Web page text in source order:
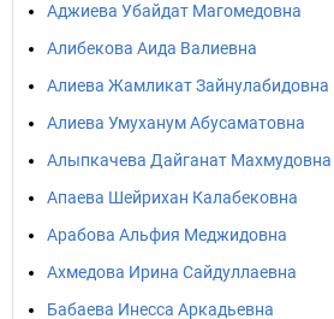
Аджиева Убайдат Магомедовна
Алибекова Аида Валиевна
Алиева Жамликат Зайнулабидовна
Алиева Умуханум Абусаматовна
Алыпкачева Дайганат Махмудовна
Апаева Шейрихан Калабековна
Арабова Альфия Меджидовна
Ахмедова Ирина Сайдуллаевна
Бабаева Инесса Аркадьевна